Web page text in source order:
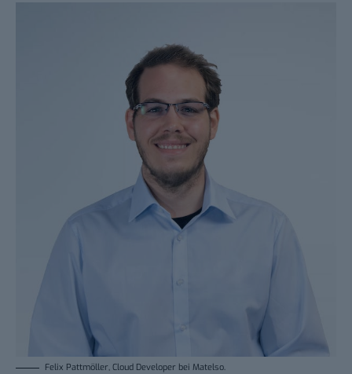
Felix Pattmöller, Cloud Developer bei Matelso.